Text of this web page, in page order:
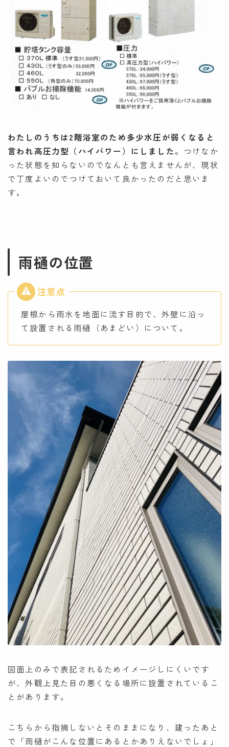
わたしのうちは2階浴室のため多少水圧が弱くなると
言われ高圧力型（ハイパワー）にしました。 つけなか
った状態を知らないのでなんとも言えませんが、現状
で丁度よいのでつけておいて良かったのだと思いま
す。
雨樋の位置
屋根から雨水を地面に流す目的で、外壁に沿っ
て設置される雨樋（あまどい）について。
図面上のみで表記されるためイメージしにくいです
が、外観上見た目の悪くなる場所に設置されているこ
とがあります。
こちらから指摘しないとそのままになり、建ったあと
で「雨樋がこんな位置にあるとかありえないでしょ」